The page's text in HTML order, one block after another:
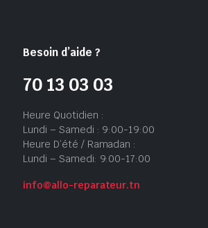
Besoin d’aide ?
70 13 03 03
Heure Quotidien :
Lundi – Samedi : 9:00-19:00
Heure D’été / Ramadan :
Lundi – Samedi: 9:00-17:00
info@allo-reparateur.tn